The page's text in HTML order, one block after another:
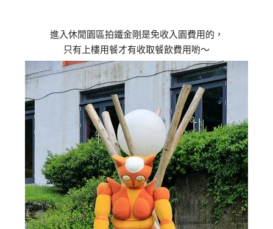
進入休閒園區拍鐵金剛是免收入園費用的，
只有上樓用餐才有收取餐飲費用喲～